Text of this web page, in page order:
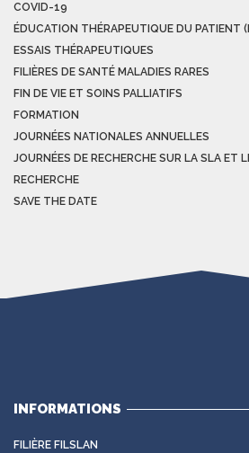
COVID-19
ÉDUCATION THÉRAPEUTIQUE DU PATIENT
ESSAIS THÉRAPEUTIQUES
FILIÈRES DE SANTÉ MALADIES RARES
FIN DE VIE ET SOINS PALLIATIFS
FORMATION
JOURNÉES NATIONALES ANNUELLES
JOURNÉES DE RECHERCHE SUR LA SLA ET
RECHERCHE
SAVE THE DATE
INFORMATIONS
FILIÈRE FILSLAN